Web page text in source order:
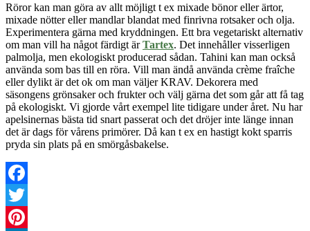
Röror kan man göra av allt möjligt t ex mixade bönor eller ärtor,
mixade nötter eller mandlar blandat med finrivna rotsaker och olja.
Experimentera gärna med kryddningen. Ett bra vegetariskt alternativ
om man vill ha något färdigt ärTartex. Det innehåller visserligen
palmolja, men ekologiskt producerad sådan. Tahini kan man också
använda som bas till en röra. Vill man ändå använda crème fraîche
eller dylikt är det ok om man väljer KRAV. Dekorera med
säsongens grönsaker och frukter och välj gärna det som går att få tag
på ekologiskt. Vi gjorde vårt exempel lite tidigare under året. Nu har
apelsinernas bästa tid snart passerat och det dröjer inte länge innan
det är dags för vårens primörer. Då kan t ex en hastigt kokt sparris
pryda sin plats på en smörgåsbakelse.
Facebook
Twitter